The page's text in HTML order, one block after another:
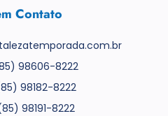
Contato
98606-8222
98182-8222
98191-8222